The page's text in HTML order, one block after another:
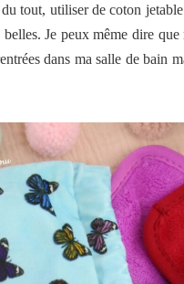
tout, utiliser de coton
Je peux même dire
dans ma salle de bain